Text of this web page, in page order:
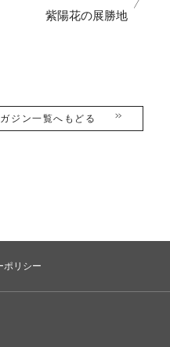
紫陽花の展勝地
ジン一覧へもどる
ポリシー